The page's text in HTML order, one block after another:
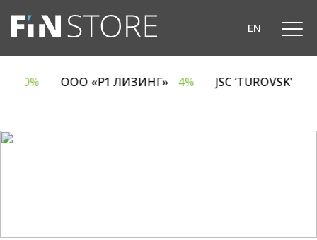
EN
6.70% ООО «Р1 ЛИЗИНГ» 4% JSC ‘TUROVSKY